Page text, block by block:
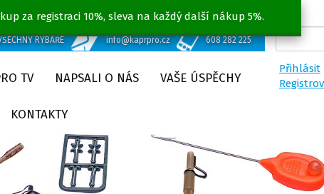
za registraci 10%, sleva na každý další nákup 5%.
RYBÁŘE info@kaprpro.cz 608 282 225
TV NAPSALI O NÁS VAŠE ÚSPĚCHY
KONTAKTY
Přihlásit